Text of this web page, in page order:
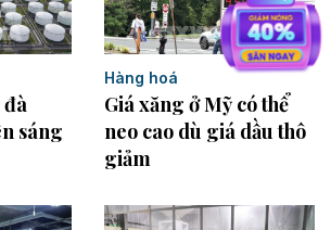
đà
sáng
Hàng hoá
Giá xăng ở Mỹ có thể
neo cao dù giá dầu thô
giảm